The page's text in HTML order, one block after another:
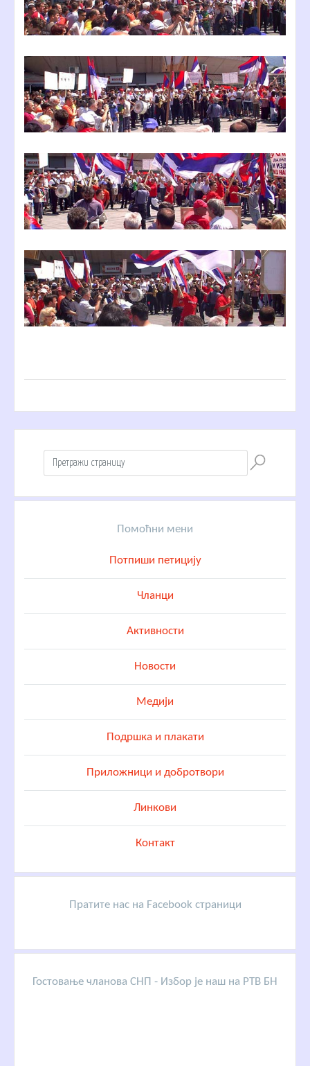
Помоћни мени
Потпиши петицију
Чланци
Активности
Новости
Медији
Подршка и плакати
Приложници и добротвори
Линкови
Контакт
Пратите нас на Facebook страници
Гостовање чланова СНП - Избор је наш на РТВ БН